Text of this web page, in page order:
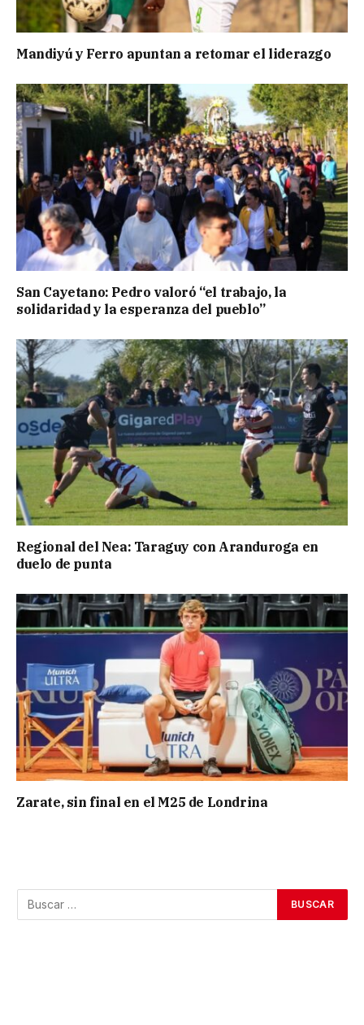
Mandiyú y Ferro apuntan a retomar el liderazgo
San Cayetano: Pedro valoró “el trabajo, la
solidaridad y la esperanza del pueblo”
Regional del Nea: Taraguy con Aranduroga en
duelo de punta
Zarate, sin final en el M25 de Londrina